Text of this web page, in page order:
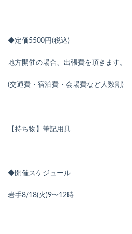
◆定価5500円(税込)
地方開催の場合、出張費を頂きます。
(交通費・宿泊費・会場費など人数割)
【持ち物】筆記用具
◆開催スケジュール
岩手8/18(火)9〜12時